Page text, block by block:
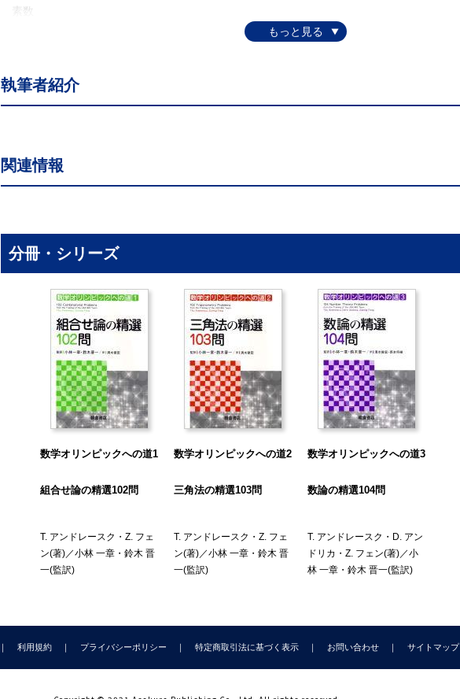
素数
ベズーの恒等式
最小公倍数
合同式
剰余系
乗法的関数
数の表記
10進法における倍数の性質
ガウス記号(床関数)
ルジャンドル関数
フェルマー数
メルセンヌ数
2. 基本問題
5. 上級問題の解答
執筆者紹介
関連情報
分冊・シリーズ
数学オリンピックへの道1
組合せ論の精選102問
T. アンドレースク ・ Z. フェ
ン(著)／小林 一章 ・ 鈴木 晋
一(監訳)
数学オリンピックへの道2
三角法の精選103問
T. アンドレースク ・ Z. フェ
ン(著)／小林 一章 ・ 鈴木 晋
一(監訳)
数学オリンピックへの道3
数論の精選104問
T. アンドレースク ・ D. アン
ドリカ ・ Z. フェン(著)／小
林 一章 ・ 鈴木 晋一(監訳)
利用規約 プライバシーポリシー 特定商取引法に基づく表示 お問い合わせ サイトマップ